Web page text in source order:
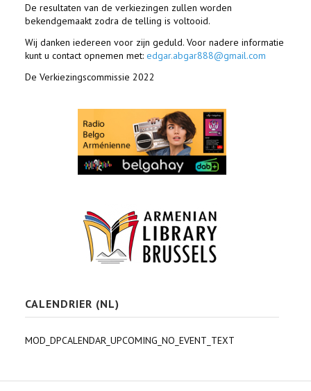
De resultaten van de verkiezingen zullen worden
bekendgemaakt zodra de telling is voltooid.
Wij danken iedereen voor zijn geduld. Voor nadere informatie
kunt u contact opnemen met: edgar.abgar888@gmail.com
De Verkiezingscommissie 2022
CALENDRIER (NL)
MOD_DPCALENDAR_UPCOMING_NO_EVENT_TEXT